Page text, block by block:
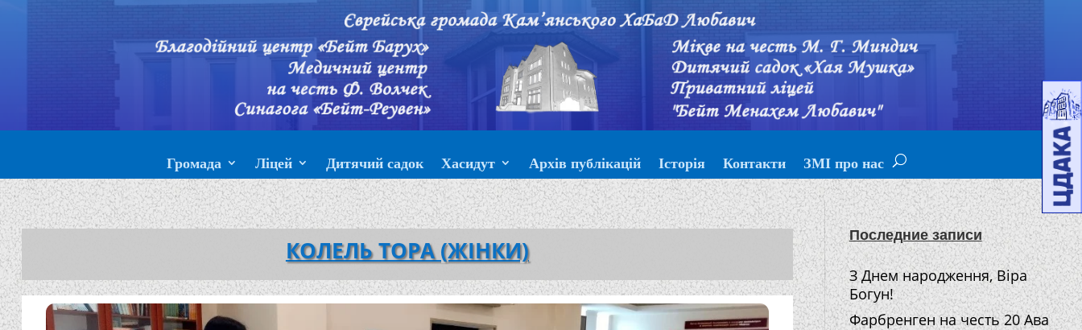
Громада Ліцей Дитячий садок Хасидут Архів публікацій Історія Контакти ЗМІ про нас
КОЛЕЛЬ ТОРА (ЖІНКИ)
Последние записи
З Днем народження, Віра
Богун!
Фарбренген на честь 20 Ава